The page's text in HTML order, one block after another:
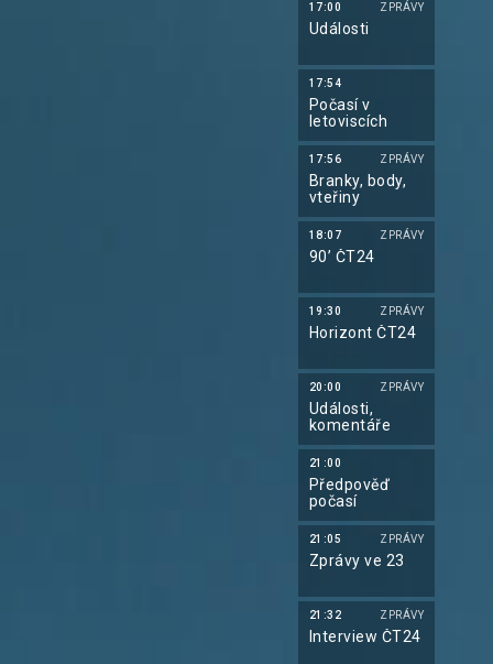
17:00 ZPRÁVY
Události
17:54
Počasí v
letoviscích
17:56 ZPRÁVY
Branky, body,
vteřiny
18:07 ZPRÁVY
90’ ČT24
19:30 ZPRÁVY
Horizont ČT24
20:00 ZPRÁVY
Události,
komentáře
21:00
Předpověď
počasí
21:05 ZPRÁVY
Zprávy ve 23
21:32 ZPRÁVY
Interview ČT24